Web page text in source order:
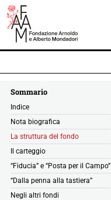
Sommario
Indice
Nota biografica
La struttura del fondo
Il carteggio
“Fiducia” e “Posta per il Campo”
“Dalla penna alla tastiera”
Negli altri fondi